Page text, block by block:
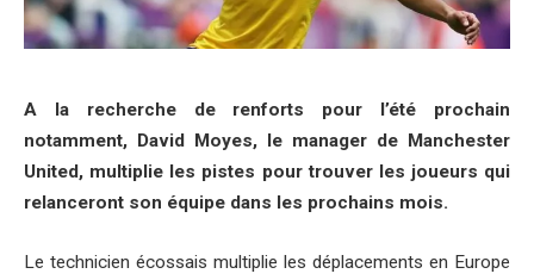
A la recherche de renforts pour l’été prochain
notamment, David Moyes, le manager de Manchester
United, multiplie les pistes pour trouver les joueurs qui
relanceront son équipe dans les prochains mois.
Le technicien écossais multiplie les déplacements en Europe